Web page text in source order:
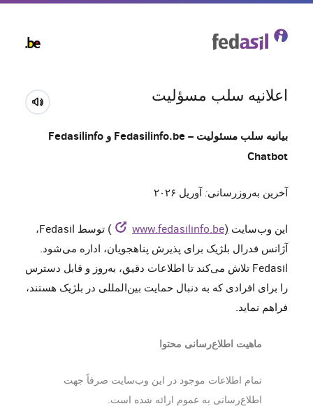
اعلانیه سلب مسؤلیت
بیانیه سلب مسئولیت – Fedasilinfo.be و Fedasilinfo
Chatbot
آخرین به‌روزرسانی: آوریل ۲۰۲۶
این وب‌سایت (
www.fedasilinfo.be
) توسط Fedasil،
آژانس فدرال بلژیک برای پذیرش پناهجویان، اداره می‌شود.
Fedasil تلاش می‌کند تا اطلاعات دقیق، به‌روز و قابل دسترس
را برای افرادی که به دنبال حمایت بین‌المللی در بلژیک هستند،
فراهم نماید.
ماهیت اطلاع‌رسانی محتوا
تمام اطلاعات موجود در این وب‌سایت صرفاً جهت
اطلاع‌رسانی به عموم ارائه شده است.